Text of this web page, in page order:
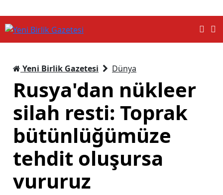
Yeni Birlik Gazetesi Dünya
Rusya'dan nükleer
silah resti: Toprak
bütünlüğümüze
tehdit oluşursa
vururuz